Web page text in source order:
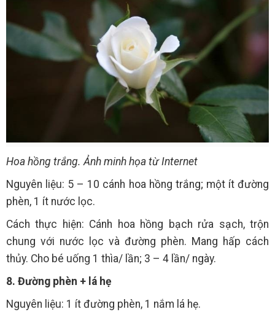
Hoa hồng trắng. Ảnh minh họa từ Internet
Nguyên liệu: 5 – 10 cánh hoa hồng trắng; một ít đường
phèn, 1 ít nước lọc.
Cách thực hiện: Cánh hoa hồng bạch rửa sạch, trộn
chung với nước lọc và đường phèn. Mang hấp cách
thủy. Cho bé uống 1 thìa/ lần; 3 – 4 lần/ ngày.
8. Đường phèn + lá hẹ
Nguyên liệu: 1 ít đường phèn, 1 nắm lá hẹ.